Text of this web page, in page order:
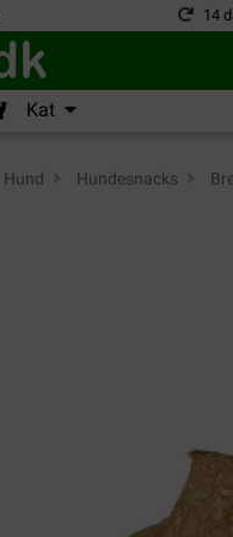
14
Kat
Hund Hundesnacks